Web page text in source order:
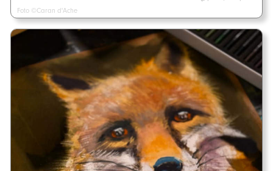
Foto ©Caran d'Ache